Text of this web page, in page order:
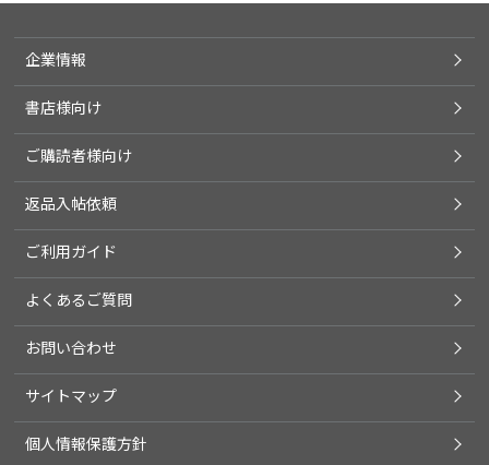
企業情報
書店様向け
ご購読者様向け
返品入帖依頼
ご利用ガイド
よくあるご質問
お問い合わせ
サイトマップ
個人情報保護方針